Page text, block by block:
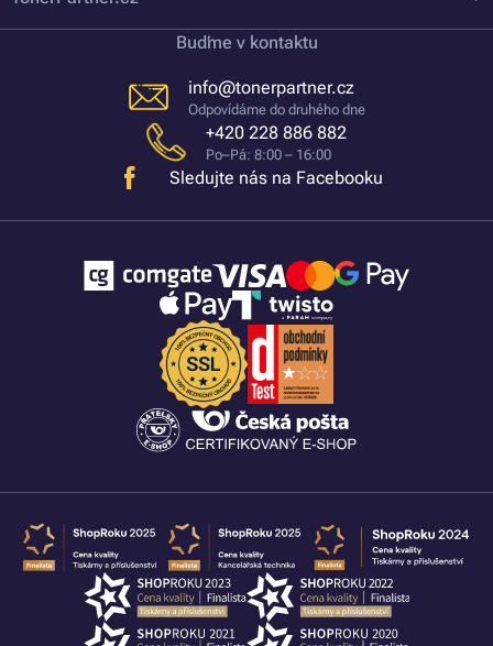
Buďme v kontaktu
info@tonerpartner.cz
Odpovídáme do druhého dne
+420 228 886 882
Po–Pá: 8:00 – 16:00
Sledujte nás na Facebooku